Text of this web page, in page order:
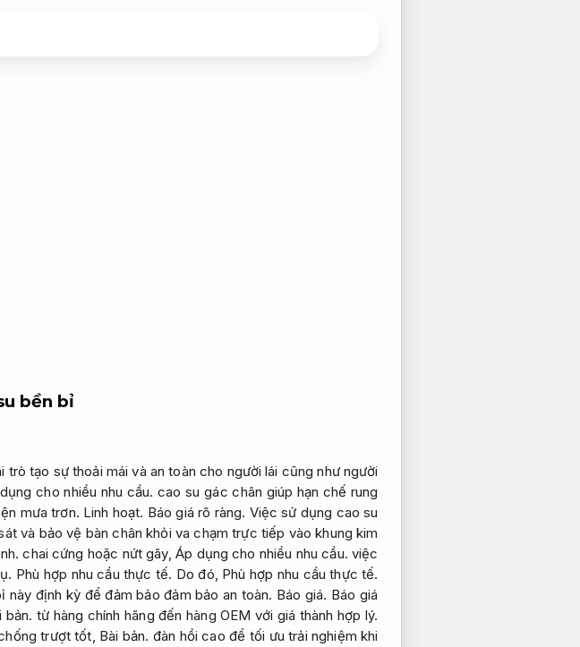
bền bỉ
trò tạo sự thoải mái và an toàn cho người lái cũng như người
cho nhiều nhu cầu. cao su gác chân giúp hạn chế rung
mưa trơn. Linh hoạt. Báo giá rõ ràng. Việc sử dụng cao su
và bảo vệ bàn chân khỏi va chạm trực tiếp vào khung kim
chai cứng hoặc nứt gãy, Áp dụng cho nhiều nhu cầu. việc
Phù hợp nhu cầu thực tế. Do đó, Phù hợp nhu cầu thực tế.
định kỳ để đảm bảo đảm bảo an toàn. Báo giá. Báo giá
bản. từ hàng chính hãng đến hàng OEM với giá thành hợp lý.
trượt tốt, Bài bản. đàn hồi cao để tối ưu trải nghiệm khi